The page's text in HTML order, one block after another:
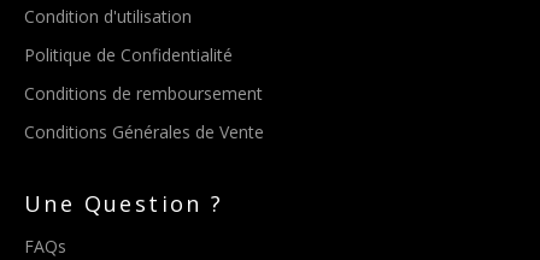
Condition d'utilisation
Politique de Confidentialité
Conditions de remboursement
Conditions Générales de Vente
Une Question ?
FAQs